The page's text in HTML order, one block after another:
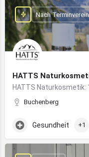
HATTS
Buchenberg
Nach
Gesundheit +1